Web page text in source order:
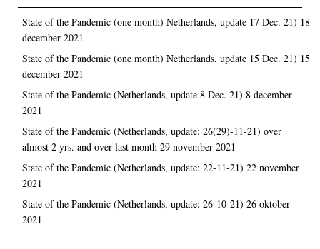
State of the Pandemic (one month) Netherlands, update 17 Dec. 21) 18
december 2021
State of the Pandemic (one month) Netherlands, update 15 Dec. 21) 15
december 2021
State of the Pandemic (Netherlands, update 8 Dec. 21) 8 december
2021
State of the Pandemic (Netherlands, update: 26(29)-11-21) over
almost 2 yrs. and over last month 29 november 2021
State of the Pandemic (Netherlands, update: 22-11-21) 22 november
2021
State of the Pandemic (Netherlands, update: 26-10-21) 26 oktober
2021